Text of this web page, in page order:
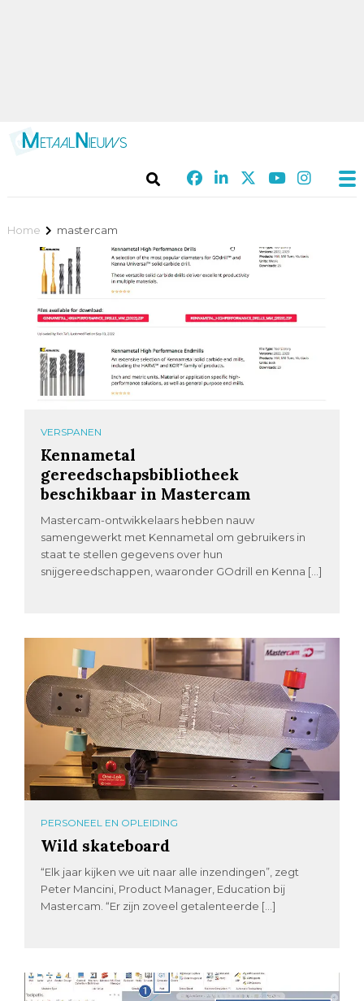
Home mastercam
VERSPANEN
Kennametal
gereedschapsbibliotheek
beschikbaar in Mastercam
Mastercam-ontwikkelaars hebben nauw
samengewerkt met Kennametal om gebruikers in
staat te stellen gegevens over hun
snijgereedschappen, waaronder GOdrill en Kenna […]
PERSONEEL EN OPLEIDING
Wild skateboard
“Elk jaar kijken we uit naar alle inzendingen”, zegt
Peter Mancini, Product Manager, Education bij
Mastercam. “Er zijn zoveel getalenteerde […]